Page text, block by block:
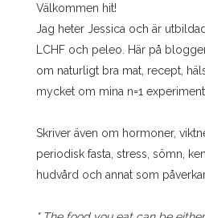
Välkommen hit!
Jag heter Jessica och är
LCHF och peleo. Här på
om naturligt bra mat, recept,
mycket om mina n=1
Skriver även om hormoner,
periodisk fasta, stress, sömn,
hudvård och annat som